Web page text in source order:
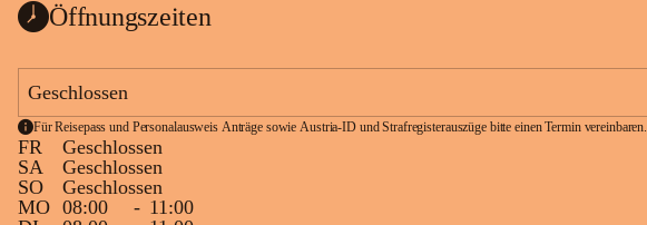
Öffnungszeiten
Geschlossen
Für Reisepass und Personalausweis Anträge sowie Austria-ID und Strafregisterauszüge bitte einen Termin vereinbaren.
FR
Geschlossen
SA
Geschlossen
SO
Geschlossen
MO 08:00 - 11:00